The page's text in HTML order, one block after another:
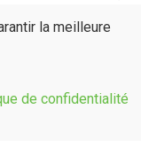
la meilleure
de confidentialité